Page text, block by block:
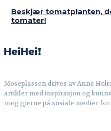
Beskjær tomatplanten,
tomater!
HeiHei!
Moseplassen drives av Anne
artikler med inspirasjon og
meg gjerne på sosiale medier for